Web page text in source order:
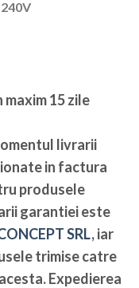
15 zile
livrarii
in factura
produsele
garantiei este
SRL, iar
trimise catre
Expedierea